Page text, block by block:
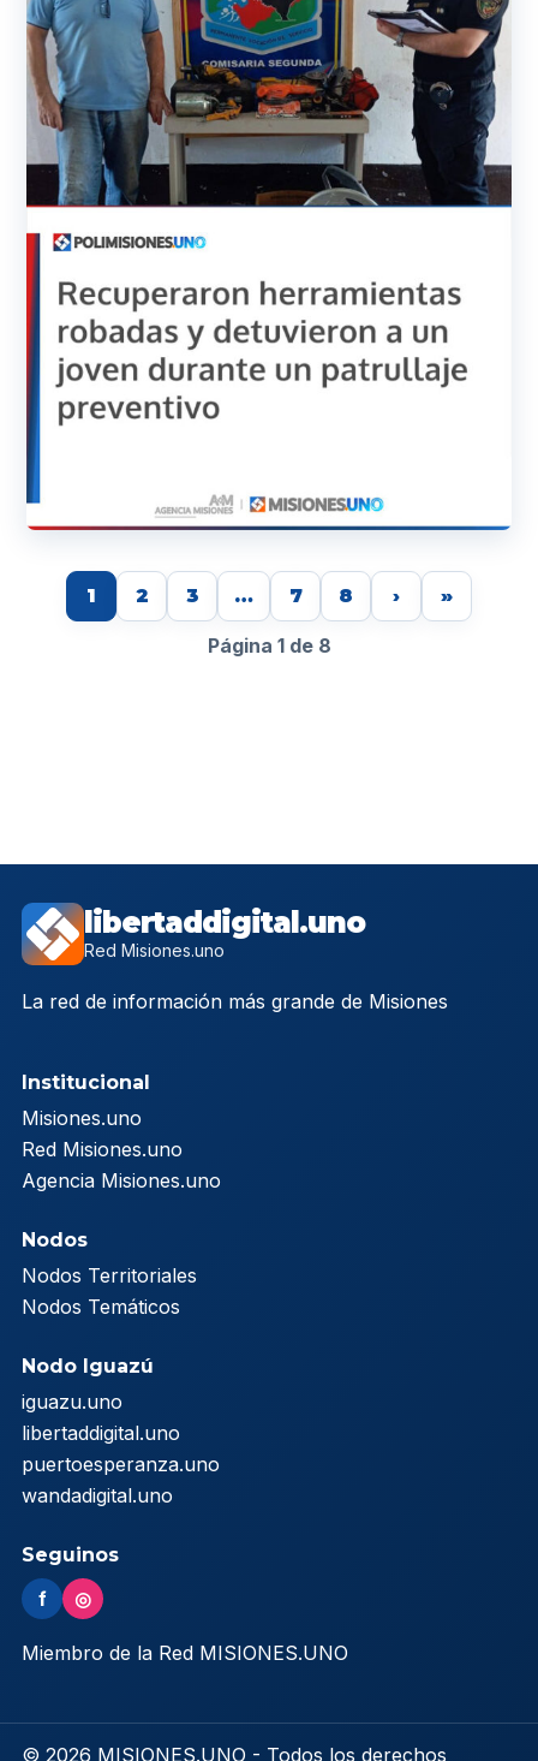
1 2 3 … 7 8 › »
Página 1 de 8
libertaddigital.uno
Red Misiones.uno
La red de información más grande de Misiones
Institucional
Misiones.uno
Red Misiones.uno
Agencia Misiones.uno
Nodos
Nodos Territoriales
Nodos Temáticos
Nodo Iguazú
iguazu.uno
libertaddigital.uno
puertoesperanza.uno
wandadigital.uno
Seguinos
f ◎
Miembro de la Red MISIONES.UNO
© 2026 MISIONES.UNO - Todos los derechos